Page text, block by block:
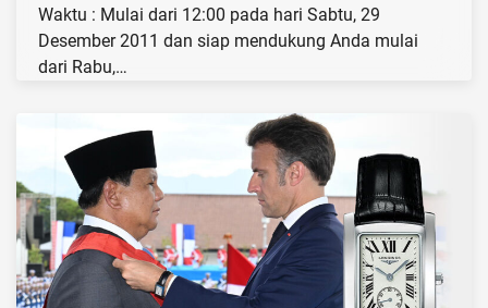
Waktu : Mulai dari 12:00 pada hari Sabtu, 29
Desember 2011 dan siap mendukung Anda mulai
dari Rabu,…